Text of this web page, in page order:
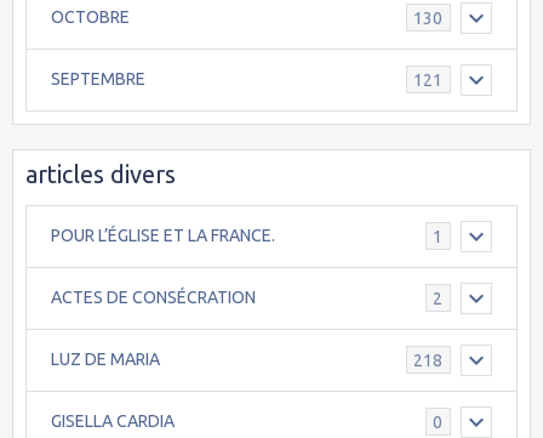
OCTOBRE 130
SEPTEMBRE 121
articles divers
POUR L’ÉGLISE ET LA FRANCE. 1
ACTES DE CONSÉCRATION 2
LUZ DE MARIA 218
GISELLA CARDIA 0